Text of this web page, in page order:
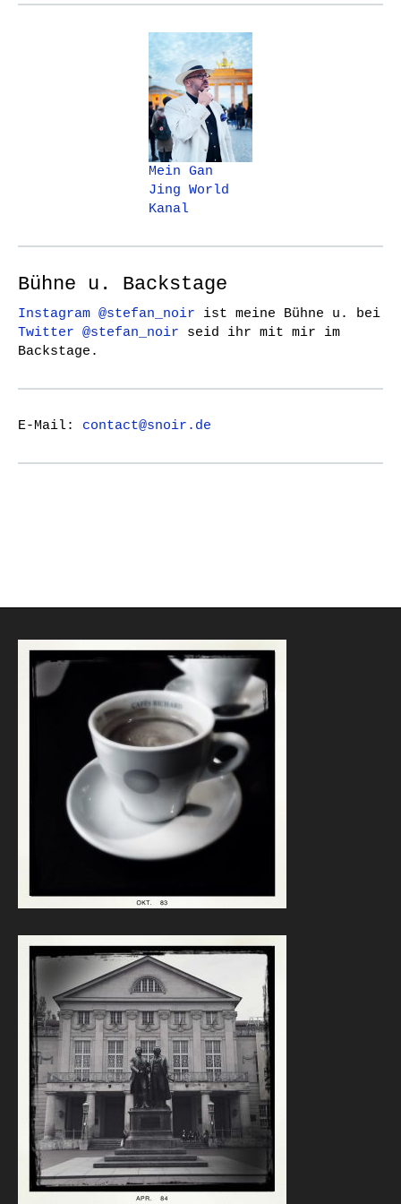
Mein Gan
Jing World
Kanal
Bühne u. Backstage
Instagram @stefan_noir ist meine Bühne u. bei
Twitter @stefan_noir seid ihr mit mir im
Backstage.
E-Mail: contact@snoir.de